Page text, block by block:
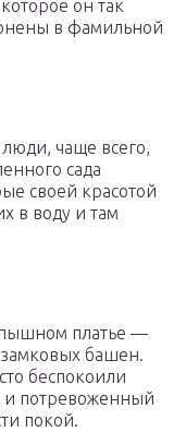
он так
в фамильной
чаще всего,
сада
своей красотой
в воду и там
платье —
башен.
беспокоили
и потревоженный
покой.